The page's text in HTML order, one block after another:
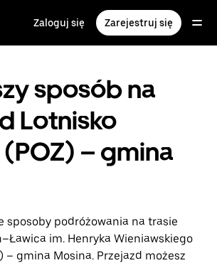
Zaloguj się Zarejestruj się
sposób na
Lotnisko
(POZ) – gmina
sposoby podróżowania na trasie
im. Henryka Wieniawskiego
– gmina Mosina. Przejazd możesz